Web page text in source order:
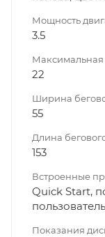
Мощность
3.5
Максимальная
22
Ширина
55
Длина
153
Встроенные
Quick Start,
Показания